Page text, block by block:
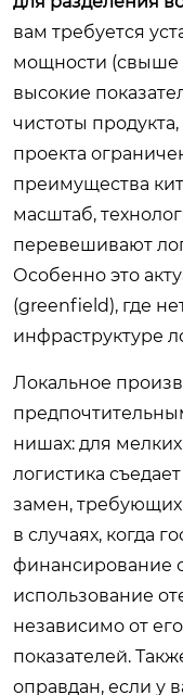
вам требуется
мощности (свыше
высокие
чистоты
проекта
преимущества
масштаб,
перевешивают
Особенно это
(greenfield), где
инфраструктуре
Локальное
нишах: для мелких
логистика
замен, требующих
в случаях, когда
финансирование
использование
независимо от
показателей.
оправдан, если у